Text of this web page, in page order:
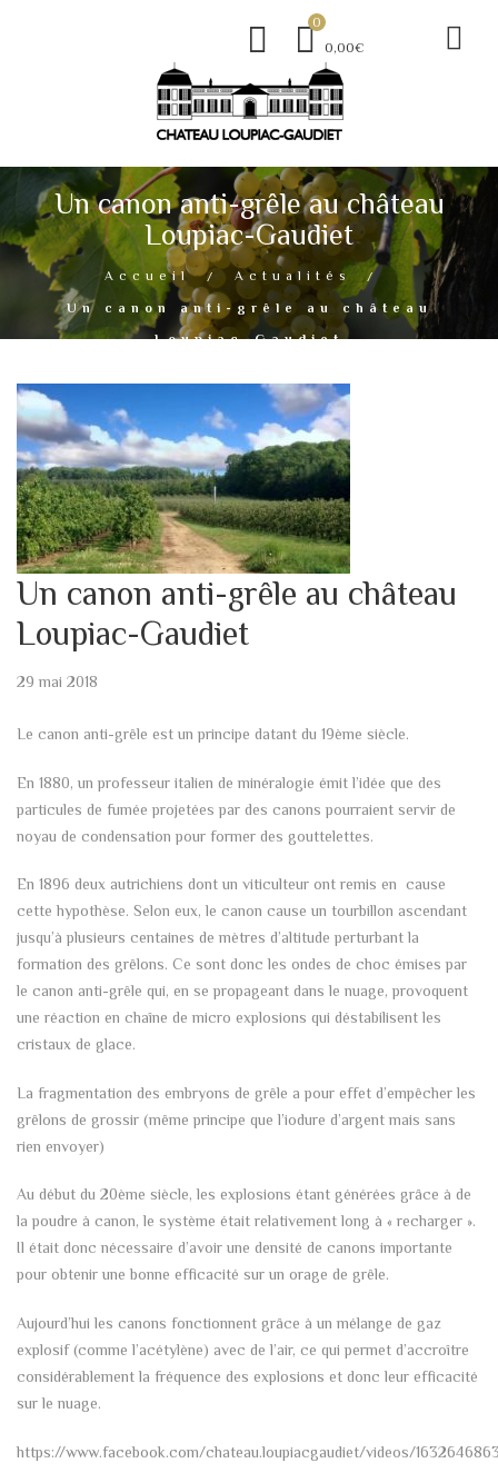
0
0,00€
Un canon anti-grêle au château
Loupiac-Gaudiet
Accueil Actualités
Un canon anti-grêle au château
Loupiac-Gaudiet
Un canon anti-grêle au château
Loupiac-Gaudiet
29 mai 2018
Le canon anti-grêle est un principe datant du 19ème siècle.
En 1880, un professeur italien de minéralogie émit l’idée que des
particules de fumée projetées par des canons pourraient servir de
noyau de condensation pour former des gouttelettes.
En 1896 deux autrichiens dont un viticulteur ont remis en cause
cette hypothèse. Selon eux, le canon cause un tourbillon ascendant
jusqu’à plusieurs centaines de mètres d’altitude perturbant la
formation des grêlons. Ce sont donc les ondes de choc émises par
le canon anti-grêle qui, en se propageant dans le nuage, provoquent
une réaction en chaîne de micro explosions qui déstabilisent les
cristaux de glace.
La fragmentation des embryons de grêle a pour effet d’empêcher les
grêlons de grossir (même principe que l’iodure d’argent mais sans
rien envoyer)
Au début du 20ème siècle, les explosions étant générées grâce à de
la poudre à canon, le système était relativement long à « recharger ».
Il était donc nécessaire d’avoir une densité de canons importante
pour obtenir une bonne efficacité sur un orage de grêle.
Aujourd’hui les canons fonctionnent grâce à un mélange de gaz
explosif (comme l’acétylène) avec de l’air, ce qui permet d’accroître
considérablement la fréquence des explosions et donc leur efficacité
sur le nuage.
https://www.facebook.com/chateau.loupiacgaudiet/videos/